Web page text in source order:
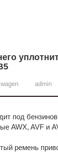
admin
под
AWX, AVF и
ремень